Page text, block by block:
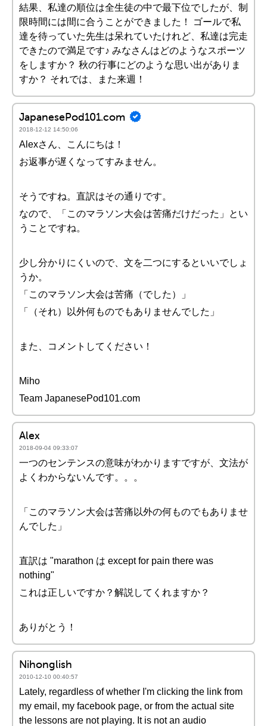
結果、私達の順位は全生徒の中で最下位でしたが、制
限時間には間に合うことができました！ ゴールで私
達を待っていた先生は呆れていたけれど、私達は完走
できたので満足です♪ みなさんはどのようなスポーツ
をしますか？ 秋の行事にどのような思い出がありま
すか？ それでは、また来週！
JapanesePod101.com
2018-12-12 14:50:06
Alexさん、こんにちは！
お返事が遅くなってすみません。
そうですね。直訳はその通りです。
なので、「このマラソン大会は苦痛だけだった」とい
うことですね。
少し分かりにくいので、文を二つにするといいでしょ
うか。
「このマラソン大会は苦痛（でした）」
「（それ）以外何ものでもありませんでした」
また、コメントしてください！
Miho
Team JapanesePod101.com
Alex
2018-09-04 09:33:07
一つのセンテンスの意味がわかりますですが、文法が
よくわからないんです。。。
「このマラソン大会は苦痛以外の何ものでもありませ
んでした」
直訳は "marathon は except for pain there was
nothing"
これは正しいですか？解説してくれますか？
ありがとう！
Nihonglish
2010-12-10 00:40:57
Lately, regardless of whether I'm clicking the link from
my email, my facebook page, or from the actual site
the lessons are not playing. It is not an audio